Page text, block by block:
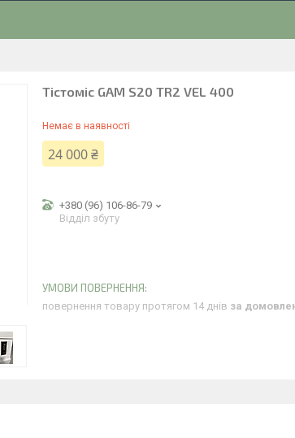
Тістоміс GAM S20 TR2 VEL 400
Немає в наявності
24 000 ₴
+380 (96) 106-86-79
Відділ збуту
повернення товару протягом 14 днів за